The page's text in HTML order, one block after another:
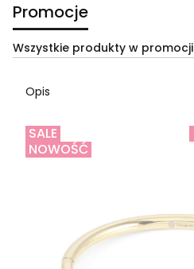
Promocje
Wszystkie produkty w promocji
Opis
SALE
NOWOŚĆ